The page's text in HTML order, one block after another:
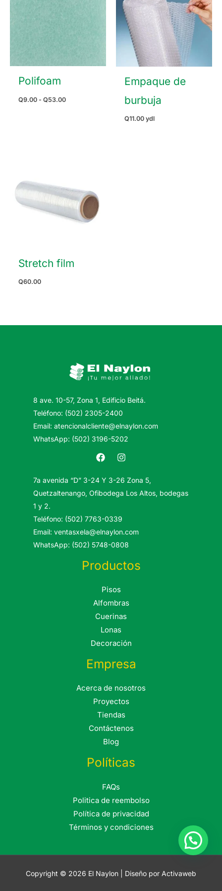
Polifoam
Q9.00 - Q53.00Rango
Empaque de
burbuja
Q11.00 ydl
Stretch film
Q60.00
8 ave. 10-57, Zona 1, Edificio Beitá.
Teléfono: (502) 2305-2400
Email: atencionalcliente@elnaylon.com
WhatsApp: (502) 3196-5202
7a avenida “D” 3-24 Y 3-26 Zona 5,
Quetzaltenango, Ofibodega Los Altos, bodegas
1 y 2.
Teléfono: (502) 7763-0339
Email: ventasxela@elnaylon.com
WhatsApp: (502) 5748-0808
Productos
Pisos
Alfombras
Cuerinas
Lonas
Decoración
Empresa
Acerca de nosotros
Proyectos
Tiendas
Contáctenos
Blog
Políticas
FAQs
Politica de reembolso
Política de privacidad
Términos y condiciones
Copyright © 2026 El Naylon | Diseño por Activaweb